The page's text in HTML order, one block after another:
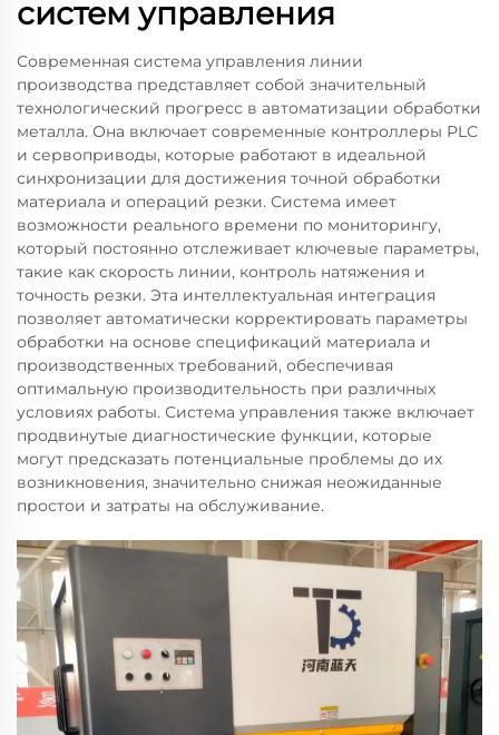
систем управления
Современная система управления линии
производства представляет собой значительный
технологический прогресс в автоматизации обработки
металла. Она включает современные контроллеры PLC
и сервоприводы, которые работают в идеальной
синхронизации для достижения точной обработки
материала и операций резки. Система имеет
возможности реального времени по мониторингу,
который постоянно отслеживает ключевые параметры,
такие как скорость линии, контроль натяжения и
точность резки. Эта интеллектуальная интеграция
позволяет автоматически корректировать параметры
обработки на основе спецификаций материала и
производственных требований, обеспечивая
оптимальную производительность при различных
условиях работы. Система управления также включает
продвинутые диагностические функции, которые
могут предсказать потенциальные проблемы до их
возникновения, значительно снижая неожиданные
простои и затраты на обслуживание.